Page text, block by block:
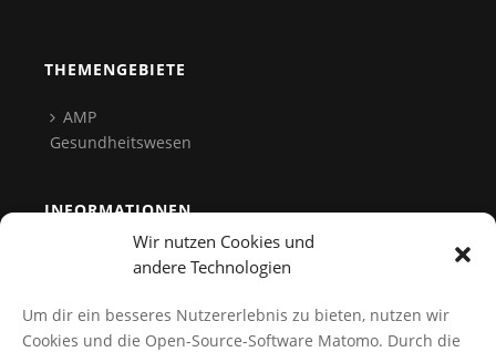
Wir nutzen Cookies und
andere Technologien
Um dir ein besseres Nutzererlebnis zu bieten, nutzen wir
Cookies und die Open-Source-Software Matomo. Durch die
THEMENGEBIETE
AMP
Gesundheitswesen
INFORMATIONEN
Datenschutz